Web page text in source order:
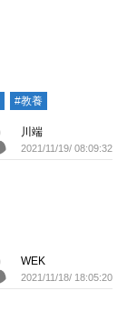
#教養
川端
2021/11/19/ 08:09:32
WEK
2021/11/18/ 18:05:20